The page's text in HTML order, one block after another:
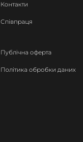
Контакти
Співпраця
Публічна оферта
Політика обробки даних